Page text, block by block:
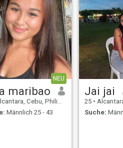
NEU
maribao
Cebu, Philippinen
Männlich 25 - 43
Jai jai
25 • Alcantara,
Suche: